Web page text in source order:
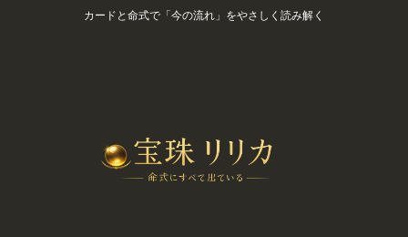
カードと命式で「今の流れ」をやさしく読み解く